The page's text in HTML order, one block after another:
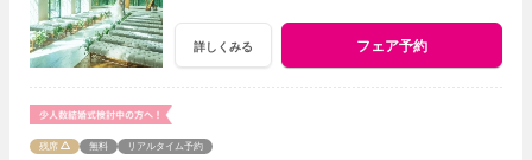
詳しくみる フェア予約
残席 無料 リアルタイム予約